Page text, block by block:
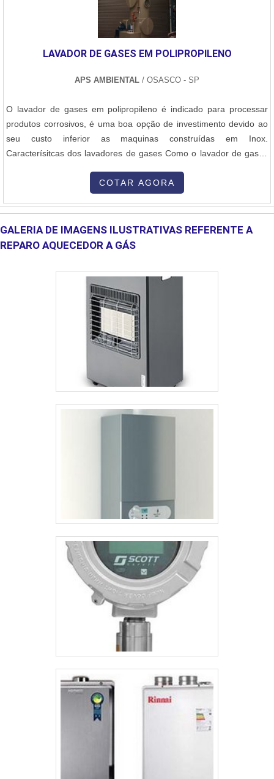
LAVADOR DE GASES EM POLIPROPILENO
APS AMBIENTAL / OSASCO - SP
O lavador de gases em polipropileno é indicado para processar
produtos corrosivos, é uma boa opção de investimento devido ao
seu custo inferior as maquinas construídas em Inox.
Caracterísitcas dos lavadores de gases Como o lavador de gases
ou materiais corrosivos, que podem atacar o aço carbono, onde os
construídas em inox. ....
COTAR AGORA
GALERIA DE IMAGENS ILUSTRATIVAS REFERENTE A
REPARO AQUECEDOR A GÁS